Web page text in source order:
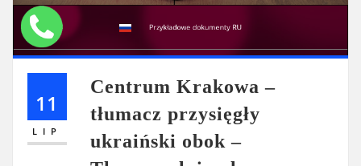
11
LIP
Centrum Krakowa –
tłumacz przysięgły
ukraiński obok –